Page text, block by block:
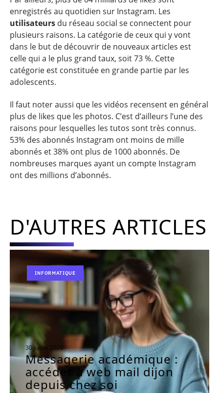
enregistrés au quotidien sur Instagram. Les
utilisateurs du réseau social se connectent pour
plusieurs raisons. La catégorie de ceux qui y vont
dans le but de découvrir de nouveaux articles est
celle qui a le plus grand taux, soit 73 %. Cette
catégorie est constituée en grande partie par les
adolescents.
Il faut noter aussi que les vidéos recensent en général
plus de likes que les photos. C’est d’ailleurs l’une des
raisons pour lesquelles les tutos sont très connus.
53% des abonnés Instagram ont moins de mille
abonnés et 38% ont plus de 1000 abonnés. De
nombreuses marques ayant un compte Instagram
ont des millions d’abonnés.
D'AUTRES ARTICLES
INFORMATIQUE
30 juillet 2026
Messagerie académique :
accéder à web mail dijon
depuis chez soi